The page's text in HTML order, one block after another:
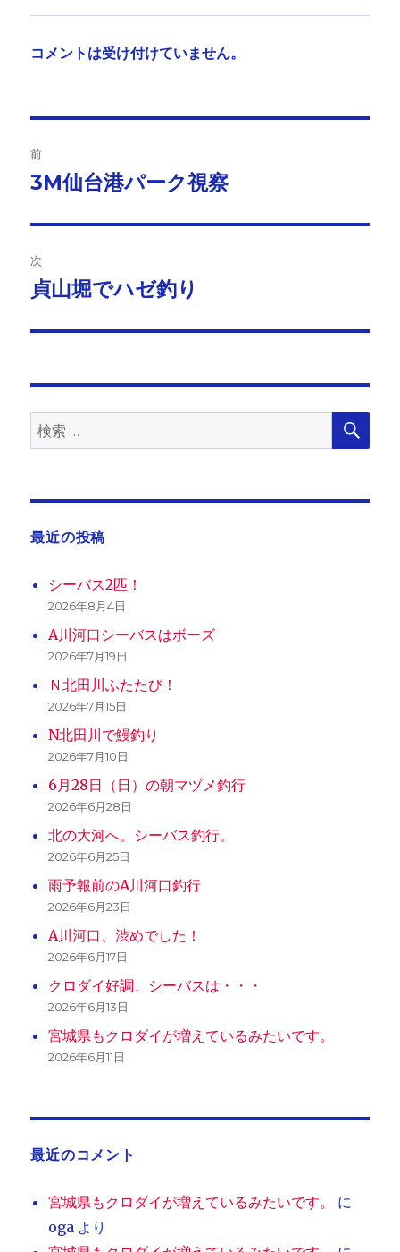
コメントは受け付けていません。
稿
ビ
ゲ
ー
ン
前
前
投
稿:
3M仙台港パーク視察
次
次
投
貞山堀でハゼ釣り
検
索:
検
最近の投稿
シーバス2匹！
2026年8月4日
A川河口シーバスはボーズ
2026年7月19日
Ｎ北田川ふたたび！
2026年7月15日
N北田川で鰻釣り
2026年7月10日
6月28日（日）の朝マヅメ釣行
2026年6月28日
北の大河へ。シーバス釣行。
2026年6月25日
雨予報前のA川河口釣行
2026年6月23日
A川河口、渋めでした！
2026年6月17日
クロダイ好調、シーバスは・・・
2026年6月13日
宮城県もクロダイが増えているみたいです。
2026年6月11日
最近のコメント
宮城県もクロダイが増えているみたいです。
に
oga より